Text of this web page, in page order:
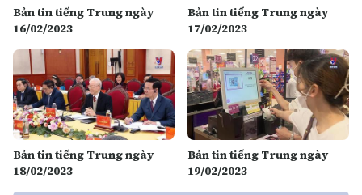
Bản tin tiếng Trung ngày
16/02/2023
Bản tin tiếng Trung ngày
17/02/2023
Bản tin tiếng Trung ngày
18/02/2023
Bản tin tiếng Trung ngày
19/02/2023